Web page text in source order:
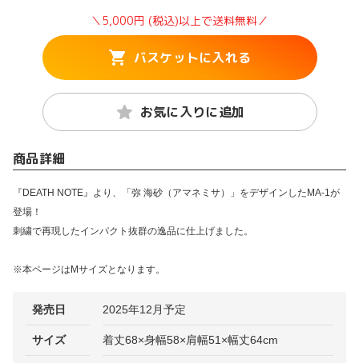
＼5,000円 (税込)以上で送料無料／
バスケットに入れる
お気に入りに追加
商品詳細
『DEATH NOTE』より、「弥 海砂（アマネミサ）」をデザインしたMA-1が
登場！
刺繍で再現したインパクト抜群の逸品に仕上げました。
※本ページはMサイズとなります。
発売日 2025年12月予定
サイズ 着丈68×身幅58×肩幅51×幅丈64cm